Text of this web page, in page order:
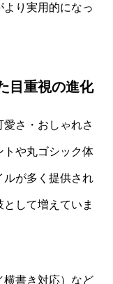
り実用的になっ
目重視の進化
さ・おしゃれさ
トや丸ゴシック体
ルが多く提供され
して増えていま
横書き対応）など